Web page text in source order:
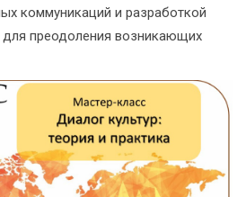
коммуникаций и разработкой
для преодоления возникающих